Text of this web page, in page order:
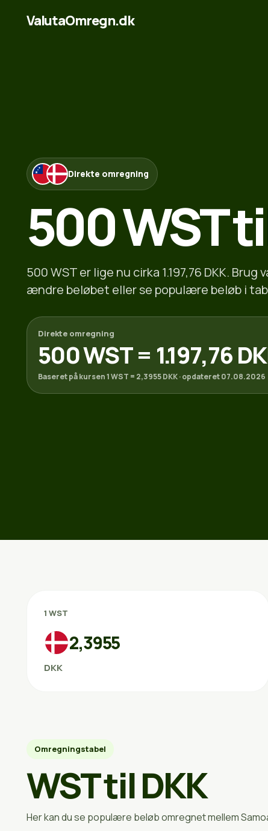
ValutaOmregn.dk
Direkte omregning
500 WST
500 WST er lige nu cirka 1.197,76 DKK.
ændre beløbet eller se populære beløb i
Direkte omregning
500 WST = 1.197,76
Baseret på kursen 1 WST = 2,3955 DKK · opdateret 07.08.2026
1 WST
2,3955
DKK
Omregningstabel
WST til DKK
Her kan du se populære beløb omregnet mellem